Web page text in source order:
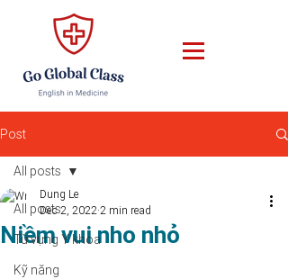
Post
All posts
Từ vựng Y khoa
Kỹ năng
All posts
Niềm vui nho nhỏ
Dung Le
Dec 2, 2022 2 min read